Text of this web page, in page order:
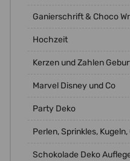
Ganierschrift & Choco
Hochzeit
Kerzen und Zahlen
Marvel Disney und Co
Party Deko
Perlen, Sprinkles, Kugeln,
Schokolade Deko